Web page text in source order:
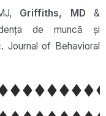
Griffiths, MD &
de muncă și
Journal of Behavioral